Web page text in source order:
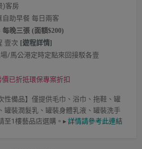
)客房
自助早餐 每日兩客
每晚三張 (面額$200)
壹次 [遊程詳情]
/馬公港定時定點來回接駁各壹
價已折抵環保專案折扣
性備品】僅提供毛巾、浴巾、拖鞋、罐
罐裝潤髮乳、罐裝身體乳液、罐裝洗手
至1樓藝品店選購。▸詳情請參考此連結